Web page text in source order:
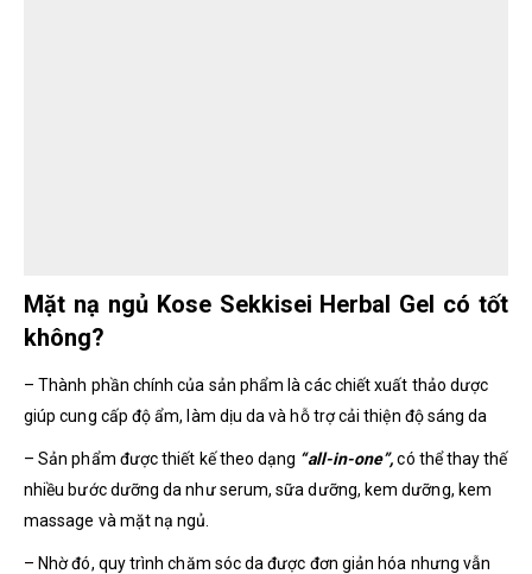
Mặt nạ ngủ Kose Sekkisei Herbal Gel có tốt
không?
– Thành phần chính của sản phẩm là các chiết xuất thảo dược
giúp cung cấp độ ẩm, làm dịu da và hỗ trợ cải thiện độ sáng da
– Sản phẩm được thiết kế theo dạng “all-in-one”,có thể thay thế
nhiều bước dưỡng da như serum, sữa dưỡng, kem dưỡng, kem
massage và mặt nạ ngủ.
– Nhờ đó, quy trình chăm sóc da được đơn giản hóa nhưng vẫn